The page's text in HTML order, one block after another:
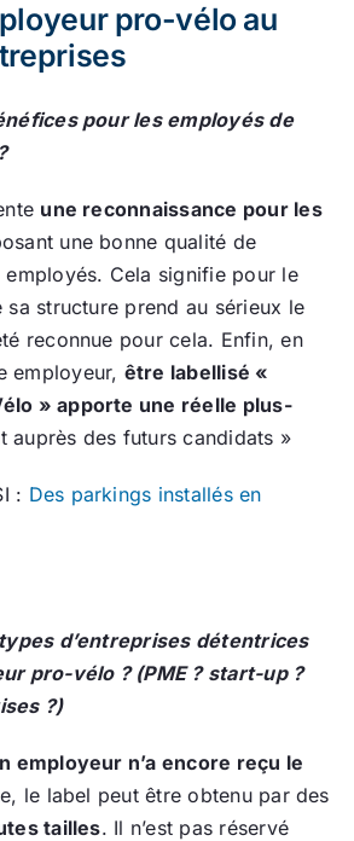
pro-vélo au
pour les employés de
une reconnaissance pour les
une bonne qualité de
Cela signifie pour le
structure prend au sérieux le
reconnue pour cela. Enfin, en
employeur, être labellisé «
» apporte une réelle plus-
auprès des futurs candidats »
: Des parkings installés en
d’entreprises détentrices
pro-vélo ? (PME ? start-up ?
?)
employeur n’a encore reçu le
le label peut être obtenu par des
tailles. Il n’est pas réservé